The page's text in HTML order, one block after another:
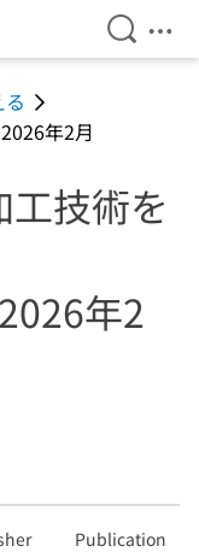
Open
年2月
技術を
年2
Publication